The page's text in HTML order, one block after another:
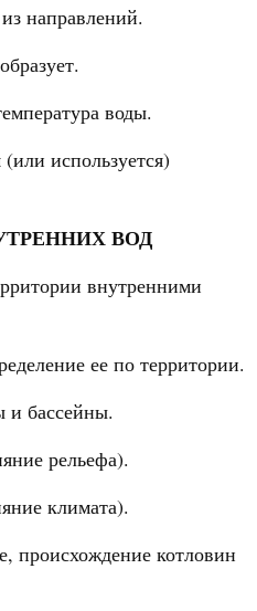
направлений.
воды.
используется)
ВОД
внутренними
ее по территории.
и бассейны.
рельефа).
климата).
происхождение котловин